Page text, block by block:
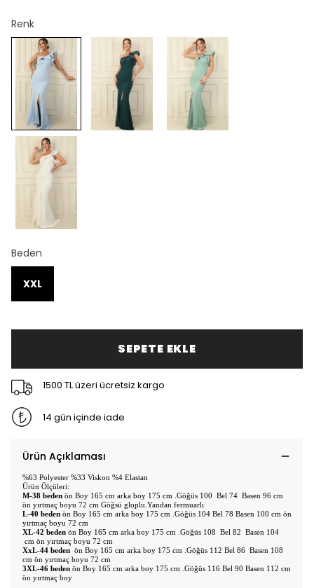
Renk
Beden
XXL
SEPETE EKLE
1500 TL üzeri ücretsiz kargo
14 gün içinde iade
Ürün Açıklaması
%63 Polyester %33 Viskon %4 Elastan
Ürün Ölçüleri:
M-38 beden ön Boy 165 cm arka boy 175 cm .Göğüs 100 Bel 74 Basen 96 cm
ön yırtmaç boyu 72 cm Göğsü gloplu.Yandan fermuarlı
L-40 beden ön Boy 165 cm arka boy 175 cm .Göğüs 104 Bel 78 Basen 100 cm ön
yırtmaç boyu 72 cm
XL-42 beden ön Boy 165 cm arka boy 175 cm .Göğüs 108 Bel 82 Basen 104
cm ön yırtmaç boyu 72 cm
XxL-44 beden ön Boy 165 cm arka boy 175 cm .Göğüs 112 Bel 86 Basen 108
cm ön yırtmaç boyu 72 cm
3XL-46 beden ön Boy 165 cm arka boy 175 cm .Göğüs 116 Bel 90 Basen 112 cm
ön yırtmaç boy